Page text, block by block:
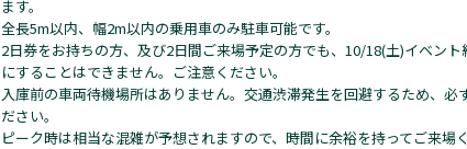
ます。
全長5m以内、幅2m以内の乗用車のみ駐車可能です。
2日券をお持ちの方、及び2日間ご来場予定の方でも、10/18(土)イベン
にすることはできません。ご注意ください。
入庫前の車両待機場所はありません。交通渋滞発生を回避するため、必
ださい。
ピーク時は相当な混雑が予想されますので、時間に余裕を持ってご来場く